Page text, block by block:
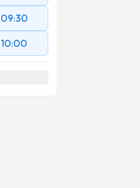
09:30
10:00